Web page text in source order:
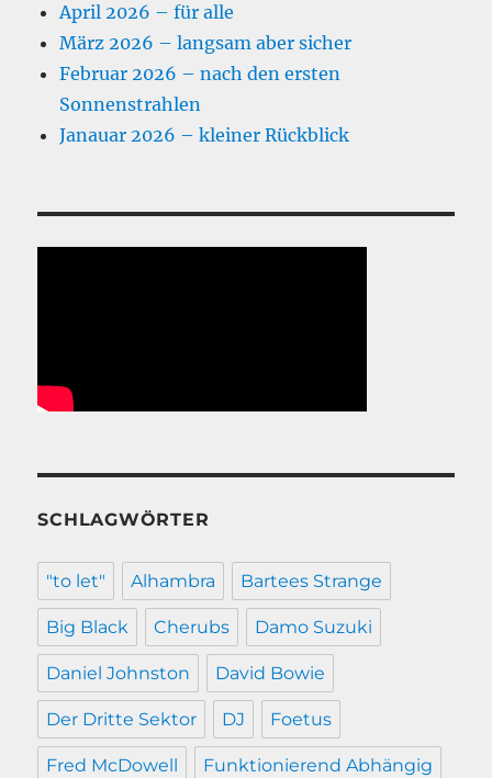
April 2026 – für alle
März 2026 – langsam aber sicher
Februar 2026 – nach den ersten
Sonnenstrahlen
Janauar 2026 – kleiner Rückblick
SCHLAGWÖRTER
"to let" Alhambra Bartees Strange
Big Black Cherubs Damo Suzuki
Daniel Johnston David Bowie
Der Dritte Sektor DJ Foetus
Fred McDowell Funktionierend Abhängig